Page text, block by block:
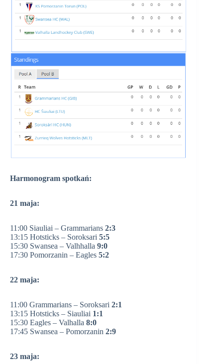
Harmonogram spotkań:
21 maja:
11:00 Siauliai – Grammarians 2:3
13:15 Hotsticks – Soroksari 5:5
15:30 Swansea – Valhhalla 9:0
17:30 Pomorzanin – Eagles 5:2
22 maja:
11:00 Grammarians – Soroksari 2:1
13:15 Hotsticks – Siauliai 1:1
15:30 Eagles – Valhalla 8:0
17:45 Swansea – Pomorzanin 2:9
23 maja: